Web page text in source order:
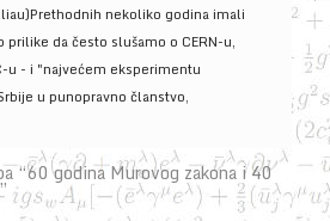
nekoliko godina imali
prilike da često slušamo o CERN-u,
u - i "najvećem eksperimentu
u punopravno članstvo,
“60 godina Murovog zakona i 40